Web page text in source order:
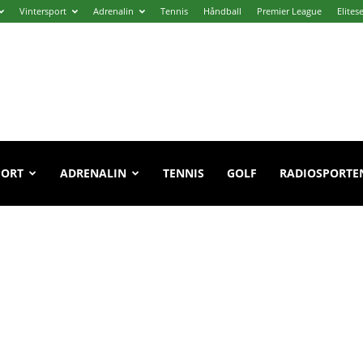
Vintersport Adrenalin Tennis Håndball Premier League
ADRENALIN TENNIS GOLF